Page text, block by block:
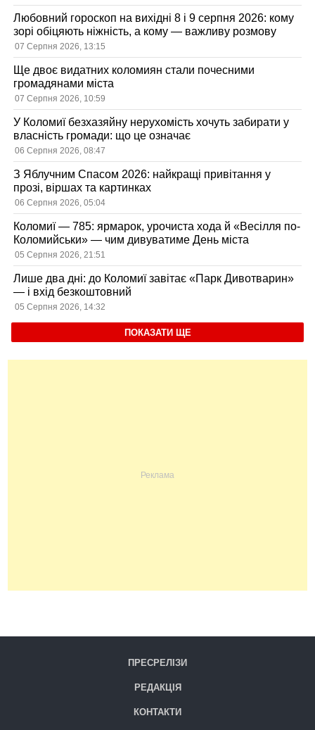
Любовний гороскоп на вихідні 8 і 9 серпня 2026: кому
зорі обіцяють ніжність, а кому — важливу розмову
07 Серпня 2026, 13:15
Ще двоє видатних коломиян стали почесними
громадянами міста
07 Серпня 2026, 10:59
У Коломиї безхазяйну нерухомість хочуть забирати у
власність громади: що це означає
06 Серпня 2026, 08:47
З Яблучним Спасом 2026: найкращі привітання у
прозі, віршах та картинках
06 Серпня 2026, 05:04
Коломиї — 785: ярмарок, урочиста хода й «Весілля по-
Коломийськи» — чим дивуватиме День міста
05 Серпня 2026, 21:51
Лише два дні: до Коломиї завітає «Парк Дивотварин»
— і вхід безкоштовний
05 Серпня 2026, 14:32
ПОКАЗАТИ ЩЕ
ПРЕСРЕЛІЗИ
РЕДАКЦІЯ
КОНТАКТИ